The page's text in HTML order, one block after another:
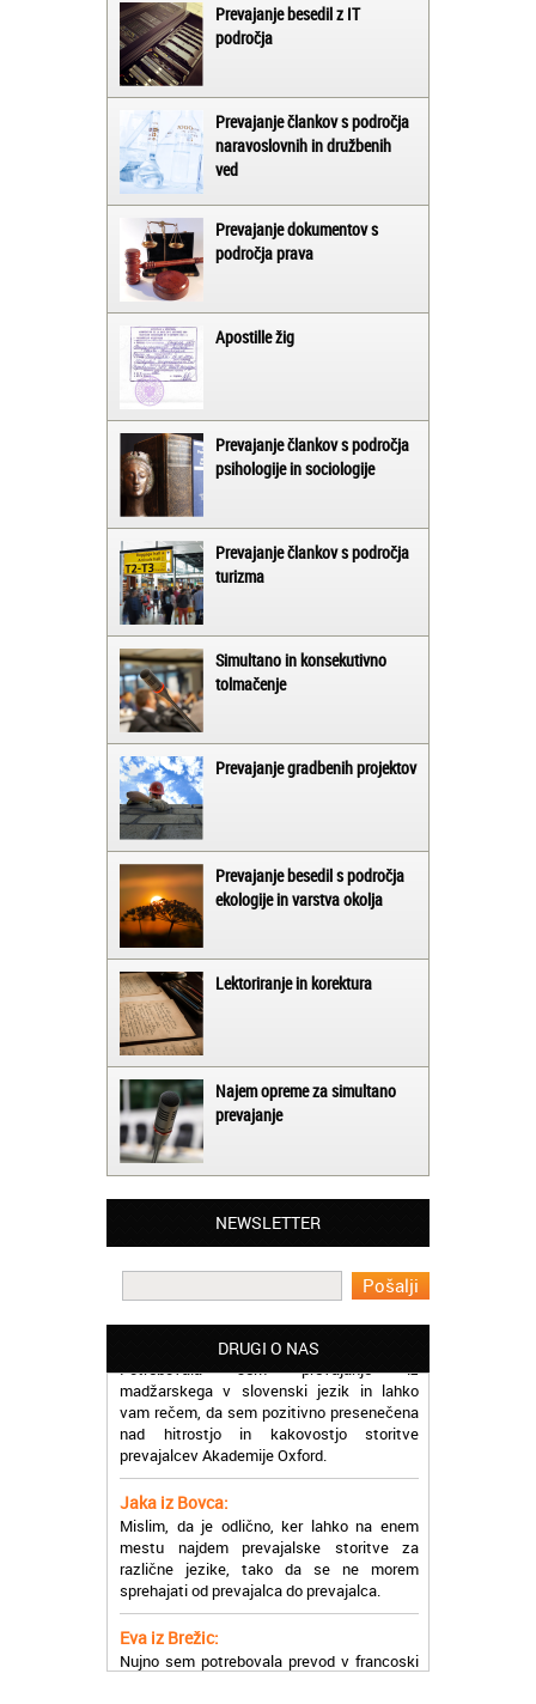
Prevajanje besedil z IT
področja
Prevajanje člankov s področja
naravoslovnih in družbenih
ved
Prevajanje dokumentov s
področja prava
Apostille žig
Prevajanje člankov s področja
psihologije in sociologije
Prevajanje člankov s področja
turizma
Simultano in konsekutivno
tolmačenje
Prevajanje gradbenih projektov
Prevajanje besedil s področja
ekologije in varstva okolja
Lektoriranje in korektura
Najem opreme za simultano
prevajanje
NEWSLETTER
DRUGI O NAS
Matjaž iz Ajdovščine:
Lahko pohvalim vse zaposlene v Akademiji
Oxford, ker so resnično profesionalni in
prevajalske storitve opravljajo hitro in
učinkoviti.
Potrebovala sem prevajanje iz
madžarskega v slovenski jezik in lahko
vam rečem, da sem pozitivno presenečena
nad hitrostjo in kakovostjo storitve
prevajalcev Akademije Oxford.
Jaka iz Bovca:
Mislim, da je odlično, ker lahko na enem
mestu najdem prevajalske storitve za
različne jezike, tako da se ne morem
sprehajati od prevajalca do prevajalca.
Eva iz Brežic:
Nujno sem potrebovala prevod v francoski
jezik, na spletu sem našla Oxford, jih
poklicala in v roku nekaj ur sem po